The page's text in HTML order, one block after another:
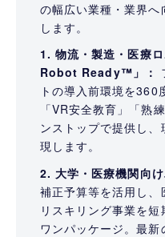
の幅広い業種・業界
します。
1. 物流・製造・医療
Robot Ready™」：
トの導入前環境を360
「VR安全教育」「熟
ンストップで提供し
現します。
2. 大学・医療機関向け
補正予算等を活用し
リスキリング事業を
ワンパッケージ。最